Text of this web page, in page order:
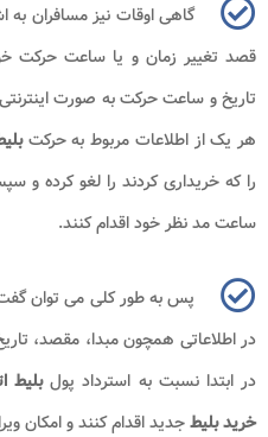
گاهی اوقات نیز مسافران به
قصد تغییر زمان و یا ساعت حرکت خود
تاریخ و ساعت حرکت به صورت
هر یک از اطلاعات مربوط به حرکت
را که خریداری کردند را لغو کرده و
ساعت مد نظر خود اقدام کنند.
پس به طور کلی می توان
در اطلاعاتی همچون مبدا، مقصد،
در ابتدا نسبت به استرداد پولبلیط
خرید بلیطجدید اقدام کنند و امکان